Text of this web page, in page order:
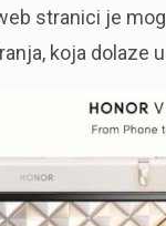
stranici je
koja dolaze